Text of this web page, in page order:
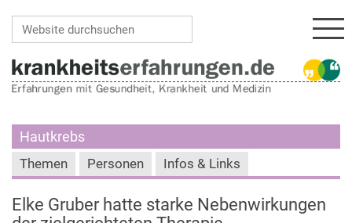
Hautkrebs
Themen Personen Infos & Links
Elke Gruber hatte starke Nebenwirkungen